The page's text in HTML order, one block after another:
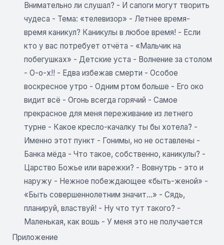
Внимательно ли слушал? - И сапоги могут творить
чудеса - Тема: «телевизор» - Летнее время-
время каникул? Каникулы в любое время! - Если
кто у вас потребует отчёта - «Мальчик на
побегушках» - Детские уста - Волнение за столом
- О-о-х!! - Едва избежав смерти - Особое
воскресное утро - Одним ртом больше - Его око
видит всё - Огонь всегда горячий - Самое
прекрасное для меня переживание из летнего
турне - Какое кресло-качалку ты бы хотела? -
Именно этот пункт - Гонимы, но не оставлены -
Банка мёда - Что такое, собственно, каникулы? -
Царство Божье или варежки? - Вовнутрь - это и
наружу - Нежное побеждающее «быть-женой» -
«Быть совершеннолетним значит...» - Сядь,
планируй, властвуй! - Ну что тут такого? -
Маленькая, как вошь - У меня это не получается
Приложение